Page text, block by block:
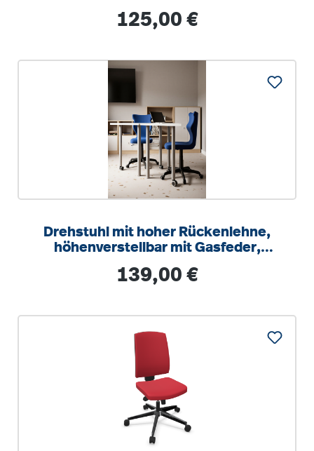
Regulärer Preis:
125,00 €
Drehstuhl mit hoher Rückenlehne,
höhenverstellbar mit Gasfeder,
Regulärer Preis:
139,00 €